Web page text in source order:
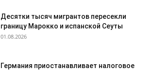
Десятки тысяч мигрантов пересекли
границу Марокко и испанской Сеуты
01.08.2026
Германия приостанавливает налоговое